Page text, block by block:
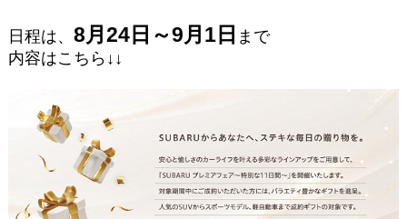
日程は、 8月24日～9月1日 まで
内容はこちら↓↓